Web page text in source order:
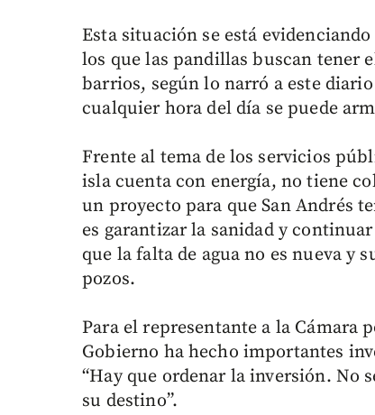
Esta situación se está
los que las pandillas buscan
barrios, según lo narró a este
cualquier hora del día se puede
Frente al tema de los servicios
isla cuenta con energía, no tiene
un proyecto para que San Andrés
es garantizar la sanidad y
que la falta de agua no es nueva y
pozos.
Para el representante a la Cámara
Gobierno ha hecho importantes
“Hay que ordenar la inversión. No
su destino”.